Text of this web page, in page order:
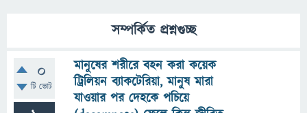
সম্পর্কিত প্রশ্নগুচ্ছ
0
টি ভোট
মানুষের শরীরে বহন করা কয়েক
ট্রিলিয়ন ব্যাকটেরিয়া, মানুষ মারা
যাওয়ার পর দেহকে পচিয়ে